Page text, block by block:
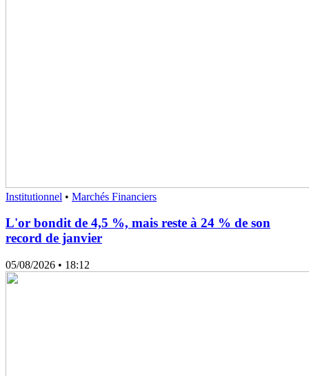
Institutionnel • Marchés Financiers
L'or bondit de 4,5 %, mais reste à 24 % de son
record de janvier
05/08/2026 • 18:12